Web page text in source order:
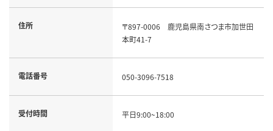
住所
〒897-0006 鹿児島県南さつま市加世田
本町41-7
電話番号 050-3096-7518
受付時間 平日9:00~18:00